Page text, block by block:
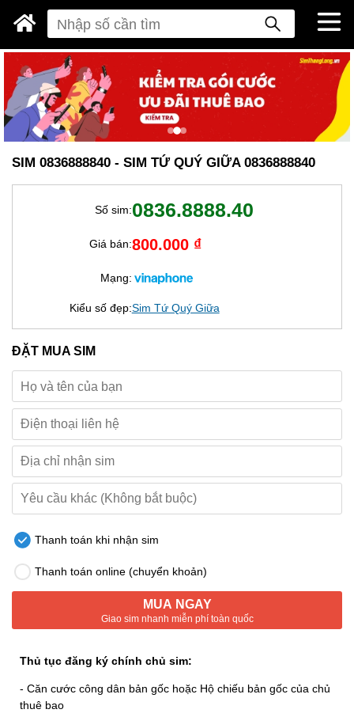
SIM 0836888840 - SIM TỨ QUÝ GIỮA 0836888840
Số sim:0836.8888.40
Giá bán:800.000 ₫
Mạng:
Kiểu số đẹp:Sim Tứ Quý Giữa
ĐẶT MUA SIM
Thanh toán khi nhận sim
Thanh toán online (chuyển khoản)
MUA NGAY
Giao sim nhanh miễn phí toàn quốc
Thủ tục đăng ký chính chủ sim:
- Căn cước công dân bản gốc hoặc Hộ chiếu bản gốc của chủ
thuê bao